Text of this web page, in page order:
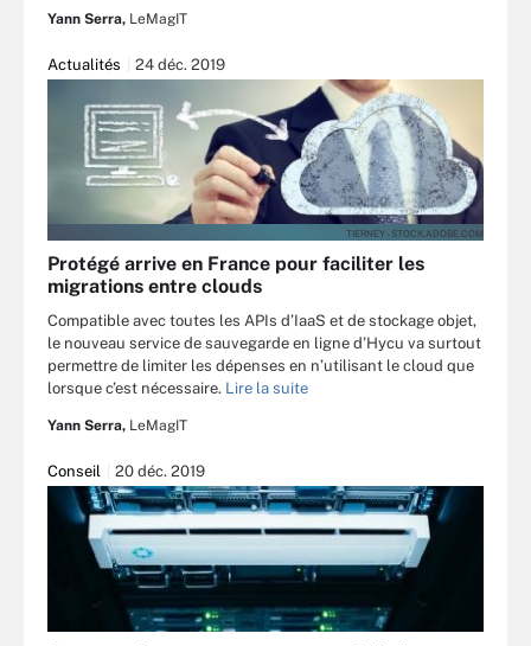
Yann Serra, LeMagIT
Actualités 24 déc. 2019
TIERNEY - STOCK.ADOBE.COM
Protégé arrive en France pour faciliter les
migrations entre clouds
Compatible avec toutes les APIs d’IaaS et de stockage objet,
le nouveau service de sauvegarde en ligne d’Hycu va surtout
permettre de limiter les dépenses en n’utilisant le cloud que
lorsque c’est nécessaire. Lire la suite
Yann Serra, LeMagIT
Conseil 20 déc. 2019